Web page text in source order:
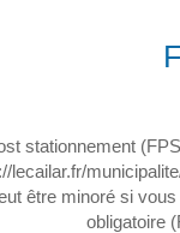
stationnement
lecailar.fr/
être minoré si
obligatoire